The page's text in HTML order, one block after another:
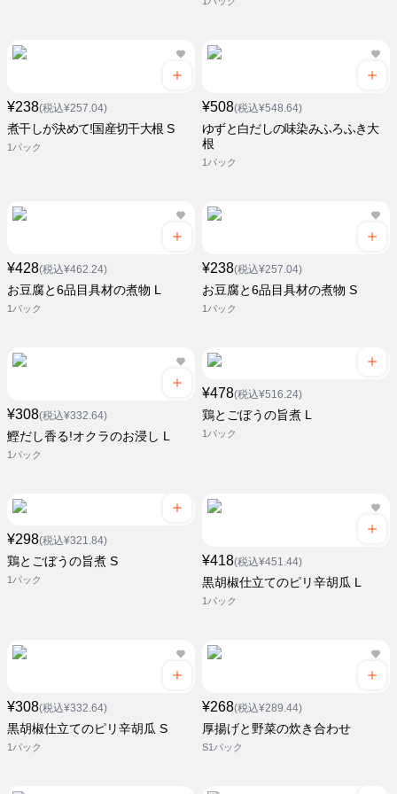
¥238(税込¥257.04)
煮干しが決めて!国産切干大根 S
1パック
¥508(税込¥548.64)
ゆずと白だしの味染みふろふき大
根
1パック
¥428(税込¥462.24)
お豆腐と6品目具材の煮物 L
1パック
¥238(税込¥257.04)
お豆腐と6品目具材の煮物 S
1パック
¥308(税込¥332.64)
鰹だし香る!オクラのお浸し L
1パック
¥478(税込¥516.24)
鶏とごぼうの旨煮 L
1パック
¥298(税込¥321.84)
鶏とごぼうの旨煮 S
1パック
¥418(税込¥451.44)
黒胡椒仕立てのピリ辛胡瓜 L
1パック
¥308(税込¥332.64)
黒胡椒仕立てのピリ辛胡瓜 S
1パック
¥268(税込¥289.44)
厚揚げと野菜の炊き合わせ
S1パック